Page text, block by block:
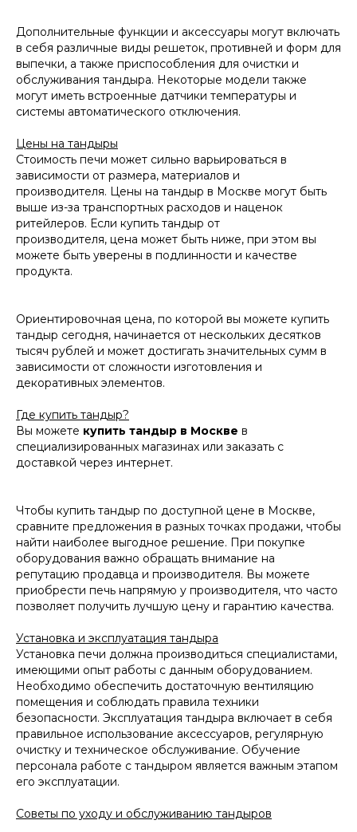
Дополнительные функции и аксессуары могут включать
в себя различные виды решеток, противней и форм для
выпечки, а также приспособления для очистки и
обслуживания тандыра. Некоторые модели также
могут иметь встроенные датчики температуры и
системы автоматического отключения.
Цены на тандыры
Стоимость печи может сильно варьироваться в
зависимости от размера, материалов и
производителя. Цены на тандыр в Москве могут быть
выше из-за транспортных расходов и наценок
ритейлеров. Если купить тандыр от
производителя, цена может быть ниже, при этом вы
можете быть уверены в подлинности и качестве
продукта.
Ориентировочная цена, по которой вы можете купить
тандыр сегодня, начинается от нескольких десятков
тысяч рублей и может достигать значительных сумм в
зависимости от сложности изготовления и
декоративных элементов.
Где купить тандыр?
Вы можете купить тандыр в Москве в
специализированных магазинах или заказать с
доставкой через интернет.
Чтобы купить тандыр по доступной цене в Москве,
сравните предложения в разных точках продажи, чтобы
найти наиболее выгодное решение. При покупке
оборудования важно обращать внимание на
репутацию продавца и производителя. Вы можете
приобрести печь напрямую у производителя, что часто
позволяет получить лучшую цену и гарантию качества.
Установка и эксплуатация тандыра
Установка печи должна производиться специалистами,
имеющими опыт работы с данным оборудованием.
Необходимо обеспечить достаточную вентиляцию
помещения и соблюдать правила техники
безопасности. Эксплуатация тандыра включает в себя
правильное использование аксессуаров, регулярную
очистку и техническое обслуживание. Обучение
персонала работе с тандыром является важным этапом
его эксплуатации.
Советы по уходу и обслуживанию тандыров